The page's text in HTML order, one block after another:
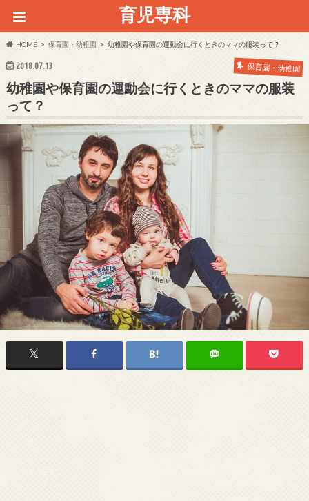
育児専科
HOME 保育園・幼稚園 幼稚園や保育園の運動会に行くときのママの服装って？
2018.07.13 保育園・幼稚園
幼稚園や保育園の運動会に行くときのママの服装
って？